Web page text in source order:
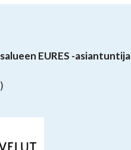
EURES -asiantuntija